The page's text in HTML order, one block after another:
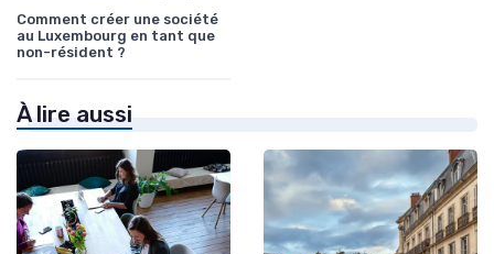
Comment créer une société
au Luxembourg en tant que
non-résident ?
À lire aussi